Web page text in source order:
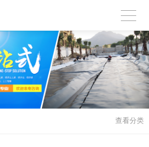
查看分类